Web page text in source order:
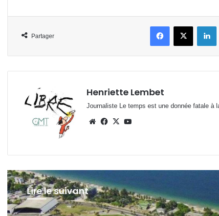
Partager
FacebookX
Henriette Lembet
Journaliste Le temps est une donnée fatale à
WebsiteFacebook
X
Lire le suivant